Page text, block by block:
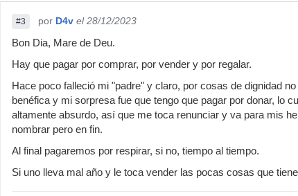
#3 por D4v el 28/12/2023
Bon Dia, Mare de Deu.
Hay que pagar por comprar, por vender y por regalar.
Hace poco falleció mi "padre" y claro, por cosas de dignidad
benéfica y mi sorpresa fue que tengo que pagar por donar, lo
altamente absurdo, así que me toca renunciar y va para mis
nombrar pero en fin.
Al final pagaremos por respirar, si no, tiempo al tiempo.
Si uno lleva mal año y le toca vender las pocas cosas que